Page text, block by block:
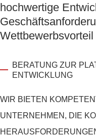
hochwertige
BERATUNG ZUR
ENTWICKLUNG
WIR BIETEN
UNTERNEHMEN, DIE